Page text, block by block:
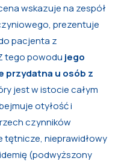
wskazuje na zespół
prezentuje
pacjenta z
tego powodu jego
przydatna u osób z
jest w istocie całym
otyłość i
czynników
tętnicze, nieprawidłowy
(podwyższony